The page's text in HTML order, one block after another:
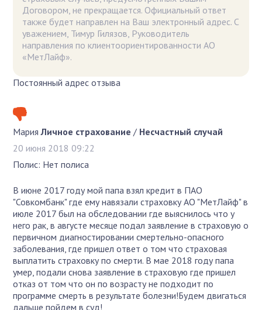
Договором, не прекращается. Официальный ответ
также будет направлен на Ваш электронный адрес. С
уважением, Тимур Гилязов, Руководитель
направления по клиентоориентированности АО
«МетЛайф».
Постоянный адрес отзыва
Мария Личное страхование / Несчастный случай
20 июня 2018 09:22
Полис: Нет полиса
В июне 2017 году мой папа взял кредит в ПАО
"Совкомбанк" где ему навязали страховку АО "МетЛайф" в
июле 2017 был на обследовании где выяснилось что у
него рак, в августе месяце подал заявление в страховую о
первичном диагностировании смертельно-опасного
заболевания, где пришел ответ о том что страховая
выплатить страховку по смерти. В мае 2018 году папа
умер, подали снова заявление в страховую где пришел
отказ от том что он по возрасту не подходит по
программе смерть в результате болезни!Будем двигаться
дальше пойдем в суд!